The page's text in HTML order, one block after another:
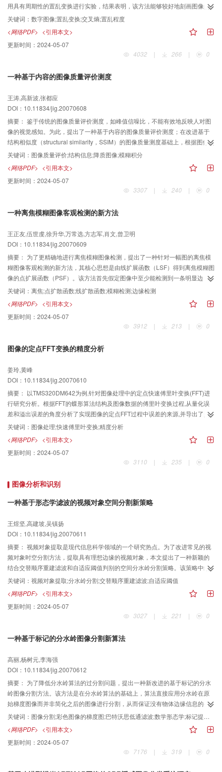
用具有周期性的置乱变换进行实验，结果表明，该方法能够较好地刻画图像的
置乱程度，反映了加密次数与置乱程度的关系，与人的视觉基本相符。而且对
于不同的图像，该评价方法能在一定程度上反映了所用的置乱变换在各个加密
阶段的效果。
关键词： 数字图像;置乱变换;交叉熵;置乱程度
<网络PDF> <引用本文>
更新时间： 2024-05-07
4032
| 266 | 0
一种基于内容的图像质量评价测度
王涛,高新波,张都应
DOI：10.11834/jig.20070608
摘要： 鉴于传统的图像质量评价测度，如峰值信噪比，不能有效地反映人对图
像的视觉感知。为此，提出了一种基于内容的图像质量评价测度；在改进基于
结构相似度（structural similarity，SSIM）的图像质量测度基础上，根据图像的
内容将图像分成边缘、纹理和平滑区域3部分，在每个区域又利用模糊积分融入
了结构相似性的数量信息，从而充分利用了图像结构信息相似性及其在位置和
数量上的融合信息来全面评价图像质量。实验结果表明，利用该测度所得到的
图像质量评价结果与主观评价结果有着很好的相关性，能较准确地反映人对图
关键词： 图像质量评价;结构信息;降质图像;模糊积分
<网络PDF> <引用本文>
更新时间： 2024-05-07
3307
| 240 | 0
一种离焦模糊图像客观检测的新方法
王正友,伍世虔,徐升华,万常选,方志军,肖文,曾卫明
DOI：10.11834/jig.20070609
摘要： 为了更精确地进行离焦模糊图像检测，提出了一种针对一幅图的离焦模
糊图像客观检测的新方法，其核心思想是由线扩展函数（LSF）得到离焦模糊图
像的点扩展函数（PSF）。该方法首先假定图像中至少能检测到一条明显边
缘，然后由此边缘构造LSF。由于作用于空间域，无需复杂的傅里叶变换或迭代
运算，因此该方法速度很快。此外，为使检测方法更具普遍性，还提出了离焦
模糊检测的一般准则，这种准则适用于所有图像而不依赖于图像的内容。实验
结果验证了该方法的精确性和有效性。
关键词： 离焦;点扩散函数;线扩散函数;模糊检测;边缘检测
<网络PDF> <引用本文>
更新时间： 2024-05-07
3912
| 213 | 0
图像的定点FFT变换的精度分析
姜玲,黄峰
DOI：10.11834/jig.20070610
摘要： 以TMS320DM642为例,针对图像处理中的定点快速傅里叶变换(FFT)进
行研究分析。根据FFT的蝶形算法结构及图像数据的傅里叶变换过程,从量化误
差和溢出误差的角度分析了实现图像的定点FFT过程中误差的来源,并导出了图
像的FFT变换引入的误差均方值和最大噪-信比。对于2维M×N图像的FFT变换产
生的量化误差的均方值与M和N成线性关系,而溢出误差的值相对于量化误差的值
很小,可以忽略不记。TMS320DM642仿真器上得到的结果验证了理论分析的正
确性。
关键词： 图像处理;快速傅里叶变换;精度分析
<网络PDF> <引用本文>
更新时间： 2024-05-07
3110
| 235 | 0
图像分析和识别
一种基于形态学滤波的视频对象空间分割新策略
王煜坚,高建坡,吴镇扬
DOI：10.11834/jig.20070611
摘要： 视频对象提取是现代信息科学领域的一个研究热点。为了改进常见的视
频对象时空分割方法，提取具有理想边缘的视频对象，本文提出了一种新颖的
结合交替顺序重建滤波和自适应阈值判别的空间分水岭分割策略。该策略中结
构元素逐渐变大的形态学开闭重建迭代使得分水岭分割所获区域数大大减少，
有效地避免了复杂的区域融合。同时，迭代过程使得对象边缘像素的梯度与前
景、背景中平坦区域内部像素的梯度更易区分，从而能够应用自适应阈值算法
进一步消除由局部梯度极值造成的分割小区域。应用基于该策略的时空分割方
法对标准测试序列进行分割实验，实验结果表明，该策略能够带来令人满意的
略能够自动确定交替顺序重建滤波器中结构元素的大小以及非线性判别的阈
关键词： 视频对象提取;分水岭分割;交替顺序重建滤波;自适应阈值
<网络PDF> <引用本文>
更新时间： 2024-05-07
3027
| 221 | 0
一种基于标记的分水岭图像分割新算法
高丽,杨树元,李海强
DOI：10.11834/jig.20070612
摘要： 为了降低分水岭算法的过分割问题，提出一种新改进的基于标记的分水
岭图像分割方法。该方法是在分水岭算法的基础上，算法直接应用分水岭在原
始梯度图像而并非简化之后的图像进行分割，从而保证没有物体边缘信息的丢
失。与此同时，新算法设计一种新的标记提取方法，从梯度的低频成份中提取
与物体相关的局部极小值。它们将构成二值标记图像。然后，将提取的标记利
用形态学极小值标定技术强制作为原始梯度图像的局部极小值，而屏蔽梯度图
像中原有的所有局部极小值。最后，分水岭在经过修改之后的梯度图像上进行
图像分割，最终获得较好的图像分割结果。利用本文提出的图像分割算法可以
关键词： 图像分割;彩色图像的梯度图;巴特沃思低通滤波;数学形态学;标记提取;分水岭
<网络PDF> <引用本文>
更新时间： 2024-05-07
7176
| 319 | 0